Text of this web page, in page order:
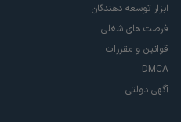
ابزار توسعه دهندگان
فرصت های شغلی
قوانین و مقررات
DMCA
آگهی دولتی